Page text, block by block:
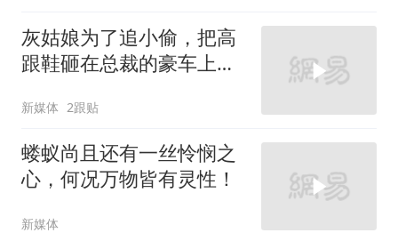
灰姑娘为了追小偷，把高
跟鞋砸在总裁的豪车上，
新媒体 2跟贴
蝼蚁尚且还有一丝怜悯之
心，何况万物皆有灵性！
新媒体